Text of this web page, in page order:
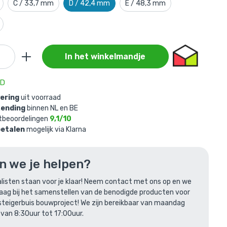
C / 33,7 mm D / 42,4 mm E / 48,3 mm
In het winkelmandje
uit voorraad
binnen NL en BE
9,1/10
mogelijk via Klarna
we je helpen?
staan voor je klaar! Neem contact met ons op en we
bij het samenstellen van de benodigde producten voor
bouwproject! We zijn bereikbaar van maandag
8:30uur tot 17:00uur.
mm